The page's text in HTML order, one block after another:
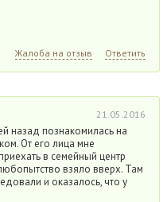
Жалоба на отзыв Ответить
21.05.2016
назад познакомилась на
От его лица мне
в семейный центр
взяло вверх. Там
и оказалось, что у